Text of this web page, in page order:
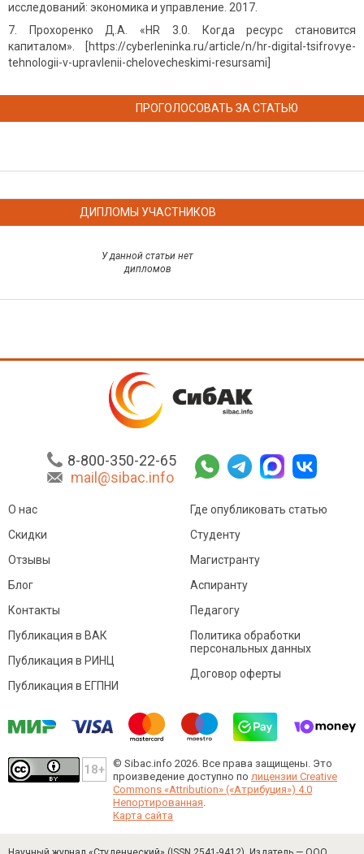
исследований: экономика и управление. 2017.
Прохоренко Д.А. «HR 3.0. Когда ресурс становится
капиталом». [https://cyberleninka.ru/article/n/hr-digital-tsifrovye-
tehnologii-v-upravlenii-chelovecheskimi-resursami]
ПРОГОЛОСОВАТЬ ЗА СТАТЬЮ
ДИПЛОМЫ УЧАСТНИКОВ
У данной статьи нет
дипломов
8-800-350-22-65
mail@sibac.info
О нас
Скидки
Отзывы
Блог
Контакты
Где опубликовать статью
Студенту
Магистранту
Аспиранту
Педагогу
Публикация в ВАК
Публикация в РИНЦ
Публикация в ЕГПНИ
Политика обработки
персональных данных
Договор оферты
© Sibac.info 2026. Все права защищены. Это
произведение доступно по лицензии Creative
Commons «Attribution» («Атрибуция») 4.0
Непортированная.
Карта сайта